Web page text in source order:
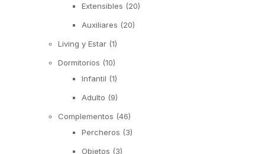
Extensibles (20)
Auxiliares (20)
Living y Estar (1)
Dormitorios (10)
Infantil (1)
Adulto (9)
Complementos (46)
Percheros (3)
Objetos (3)